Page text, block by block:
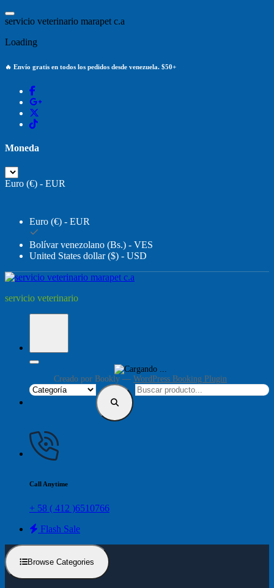
Saltar
al
servicio veterinario marapet c.a
Loading
🔥 Envío gratis en todos los pedidos desde venezuela. $50+
Moneda
Euro (€) - EUR
Euro (€) - EUR
Bolívar venezolano (Bs.) - VES
United States dollar ($) - USD
servicio veterinario
Creado por Bookly —WordPress Booking Plugin
Call Anytime
+ 58 ( 412 )6510766
Flash Sale
Browse Categories